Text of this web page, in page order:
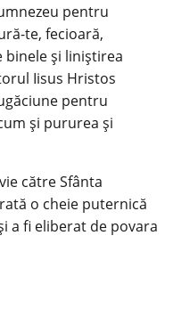
pentru
te, fecioară,
binele și liniștirea
Iisus Hristos
pentru
și pururea și
către Sfânta
o cheie puternică
a fi eliberat de povara